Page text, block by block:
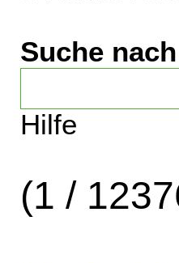
Suche nach
Hilfe
(1 /